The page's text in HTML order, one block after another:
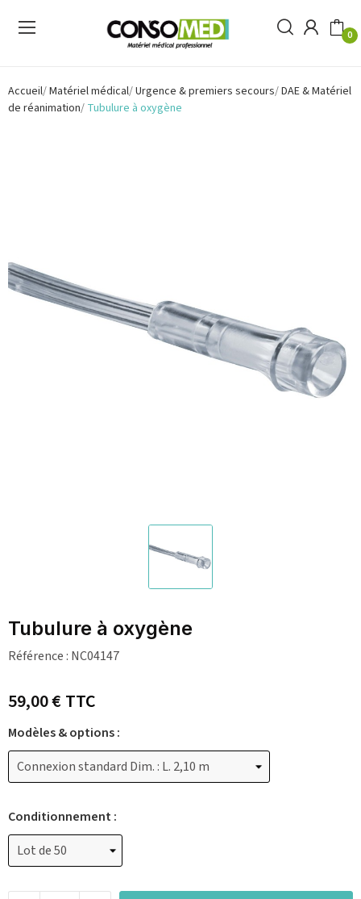
0
Accueil Matériel médical Urgence & premiers secours DAE & Matériel
de réanimation Tubulure à oxygène
Tubulure à oxygène
Référence : NC04147
59,00 €TTC
Modèles & options :
Conditionnement :